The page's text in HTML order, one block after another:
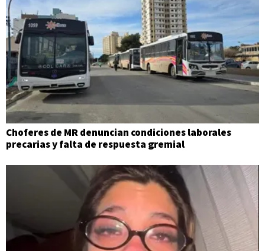
Choferes de MR denuncian condiciones laborales
precarias y falta de respuesta gremial